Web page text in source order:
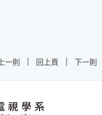
上一則 | 回上頁 | 下一則